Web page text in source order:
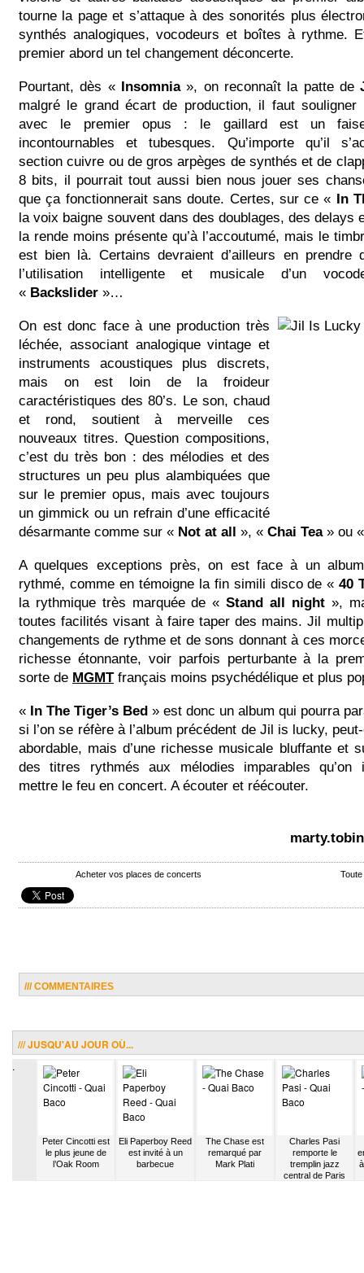
tourne la page et s’attaque à des sonorités plus
synthés analogiques, vocodeurs et boîtes à rythme.
premier abord un tel changement déconcerte.
Pourtant, dès « Insomnia», on reconnaît la patte de
malgré le grand écart de production, il faut souligner
avec le premier opus : le gaillard est un
incontournables et tubesques. Qu’importe qu’il
section cuivre ou de gros arpèges de synthés et de
8 bits, il pourrait tout aussi bien nous jouer ses
que ça fonctionnerait sans doute. Certes, sur ce « In
la voix baigne souvent dans des doublages, des delays
la rende moins présente qu’à l’accoutumé, mais le
est bien là. Certains devraient d’ailleurs en prendre
l’utilisation intelligente et musicale d’un
« Backslider »…
On est donc face à une production très
léchée, associant analogique vintage et
instruments acoustiques plus discrets,
mais on est loin de la froideur
caractéristiques des 80’s. Le son, chaud
et rond, soutient à merveille ces
nouveaux titres. Question compositions,
c’est du très bon : des mélodies et des
structures un peu plus alambiquées que
sur le premier opus, mais avec toujours
un gimmick ou un refrain d’une efficacité
désarmante comme sur « Not at all », « Chai Tea» ou
A quelques exceptions près, on est face à un
rythmé, comme en témoigne la fin simili disco de «40
la rythmique très marquée de «Stand all night »,
toutes facilités visant à faire taper des mains. Jil
changements de rythme et de sons donnant à ces
richesse étonnante, voir parfois perturbante à la
sorte de MGMTfrançais moins psychédélique et plus
« In The Tiger’s Bed » est donc un album qui pourra
si l’on se réfère à l’album précédent de Jil is lucky,
abordable, mais d’une richesse musicale bluffante et
des titres rythmés aux mélodies imparables qu’on
mettre le feu en concert. A écouter et réécouter.
Acheter vos places de concerts
/// COMMENTAIRES
/// JUSQU'AU JOUR OÙ...
.
Peter Cincotti est
le plus jeune de
l’Oak Room
Eli Paperboy Reed
est invité à un
barbecue
The Chase est
remarqué par
Mark Plati
Charles Pasi
remporte le
tremplin jazz
central de Paris